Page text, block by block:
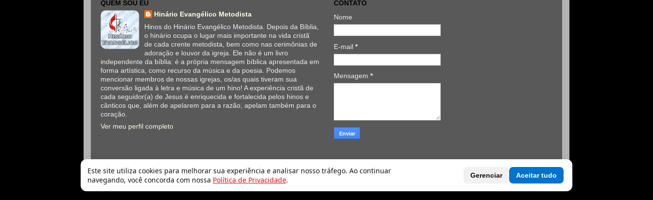
Este site utiliza cookies para melhorar sua experiência e analisar nosso tráfego. Ao continuar
navegando, você concorda com nossa Política de Privacidade. Gerenciar Aceitar tudo
QUEM SOU EU
Hinário Evangélico Metodista
Hinos do Hinário Evangélico Metodista. Depois da Bíblia,
o hinário ocupa o lugar mais importante na vida cristã
de cada crente metodista, bem como nas cerimônias de
adoração e louvor da igreja. Ele não é um livro
independente da bíblia: é a própria mensagem bíblica apresentada em
forma artística, como recurso da música e da poesia. Podemos
mencionar membros de nossas igrejas, os/as quais tiveram sua
conversão ligada à letra e música de um hino! A experiência cristã de
cada seguidor(a) de Jesus é enriquecida e fortalecida pelos hinos e
cânticos que, além de apelarem para a razão, apelam também para o
coração.
Ver meu perfil completo
CONTATO
Nome
E-mail *
Mensagem *